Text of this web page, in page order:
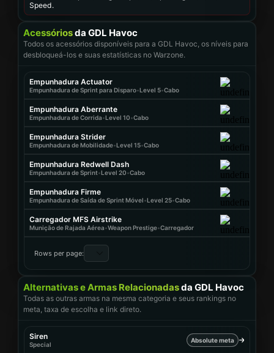
Speed.
Acessóriosda GDL Havoc
Todos os acessórios disponíveis para a GDL Havoc, os níveis para
desbloqueá-los e suas estatísticas no Warzone.
Empunhadura Actuator
Empunhadura de Sprint para Disparo•Level 5•Cabo
Empunhadura Aberrante
Empunhadura de Corrida•Level 10•Cabo
Empunhadura Strider
Empunhadura de Mobilidade•Level 15•Cabo
Empunhadura Redwell Dash
Empunhadura de Sprint•Level 20•Cabo
Empunhadura Firme
Empunhadura de Saída de Sprint Móvel•Level 25•Cabo
Carregador MFS Airstrike
Munição de Rajada Aérea•Weapon Prestige•Carregador
Rows per page:
Alternativas e Armas Relacionadasda GDL Havoc
Todas as outras armas na mesma categoria e seus rankings no
meta, taxa de escolha e link direto.
Siren
Special
Absolute meta